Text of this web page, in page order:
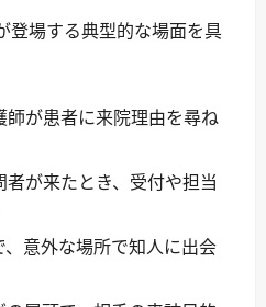
場する典型的な場面を具
師が患者に来院理由を尋ね
が来たとき、受付や担当
意外な場所で知人に出会